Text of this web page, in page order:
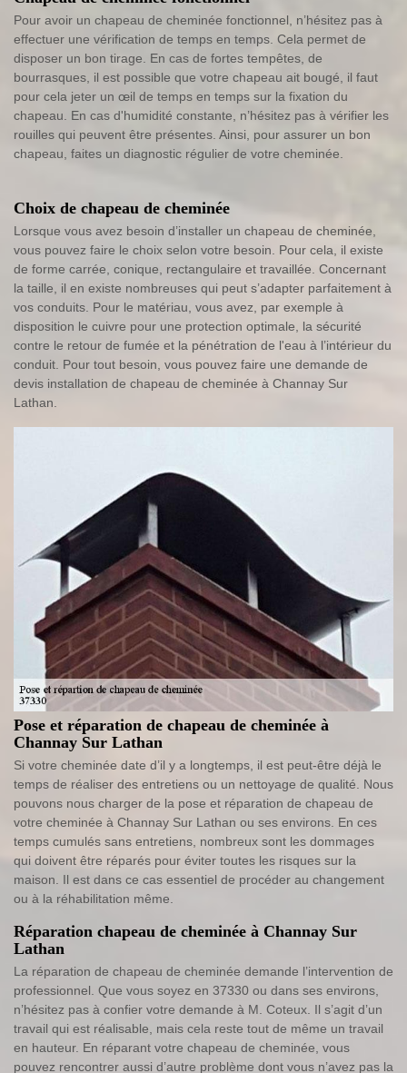
Pour avoir un chapeau de cheminée fonctionnel, n’hésitez pas à
effectuer une vérification de temps en temps. Cela permet de
disposer un bon tirage. En cas de fortes tempêtes, de
bourrasques, il est possible que votre chapeau ait bougé, il faut
pour cela jeter un œil de temps en temps sur la fixation du
chapeau. En cas d'humidité constante, n’hésitez pas à vérifier les
rouilles qui peuvent être présentes. Ainsi, pour assurer un bon
chapeau, faites un diagnostic régulier de votre cheminée.
Choix de chapeau de cheminée
Lorsque vous avez besoin d’installer un chapeau de cheminée,
vous pouvez faire le choix selon votre besoin. Pour cela, il existe
de forme carrée, conique, rectangulaire et travaillée. Concernant
la taille, il en existe nombreuses qui peut s’adapter parfaitement à
vos conduits. Pour le matériau, vous avez, par exemple à
disposition le cuivre pour une protection optimale, la sécurité
contre le retour de fumée et la pénétration de l'eau à l’intérieur du
conduit. Pour tout besoin, vous pouvez faire une demande de
devis installation de chapeau de cheminée à Channay Sur
Lathan.
Pose et réparation de chapeau de cheminée à
Channay Sur Lathan
Si votre cheminée date d’il y a longtemps, il est peut-être déjà le
temps de réaliser des entretiens ou un nettoyage de qualité. Nous
pouvons nous charger de la pose et réparation de chapeau de
votre cheminée à Channay Sur Lathan ou ses environs. En ces
temps cumulés sans entretiens, nombreux sont les dommages
qui doivent être réparés pour éviter toutes les risques sur la
maison. Il est dans ce cas essentiel de procéder au changement
ou à la réhabilitation même.
Réparation chapeau de cheminée à Channay Sur
Lathan
La réparation de chapeau de cheminée demande l’intervention de
professionnel. Que vous soyez en 37330 ou dans ses environs,
n’hésitez pas à confier votre demande à M. Coteux. Il s’agit d’un
travail qui est réalisable, mais cela reste tout de même un travail
en hauteur. En réparant votre chapeau de cheminée, vous
pouvez rencontrer aussi d’autre problème dont vous n’avez pas la